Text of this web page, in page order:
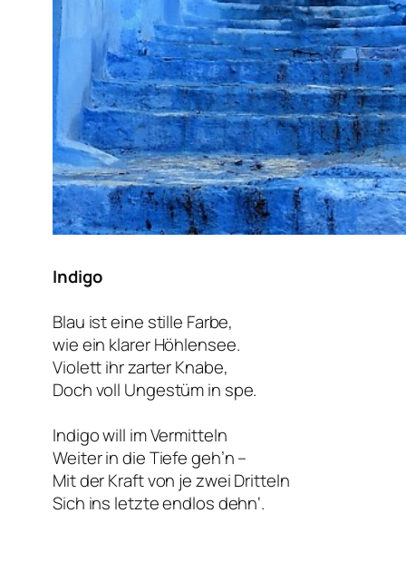
Indigo
Blau ist eine stille Farbe,
wie ein klarer Höhlensee.
Violett ihr zarter Knabe,
Doch voll Ungestüm in spe.
Indigo will im Vermitteln
Weiter in die Tiefe geh’n –
Mit der Kraft von je zwei Dritteln
Sich ins letzte endlos dehn‘.